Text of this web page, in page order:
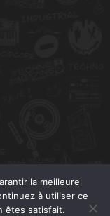
la meilleure
à utiliser ce
êtes satisfait.